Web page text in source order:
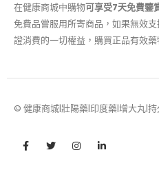
在健康商城中購物可享受7天免費鑒
免費品嘗服用所寄商品，如果無效
證消費的一切權益，購買正品有效藥
© 健康商城|壯陽藥|印度藥|增大丸|